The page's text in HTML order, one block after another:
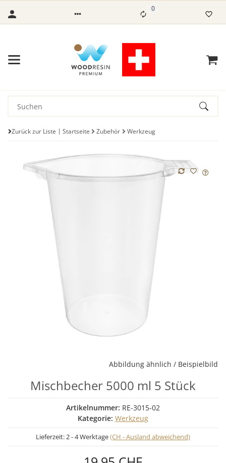
0
Zurück zur Liste Startseite Zubehör Werkzeug
Abbildung ähnlich / Beispielbild
Mischbecher 5000 ml 5 Stück
Artikelnummer: RE-3015-02
Kategorie: Werkzeug
Lieferzeit:2 - 4 Werktage(CH - Ausland abweichend)